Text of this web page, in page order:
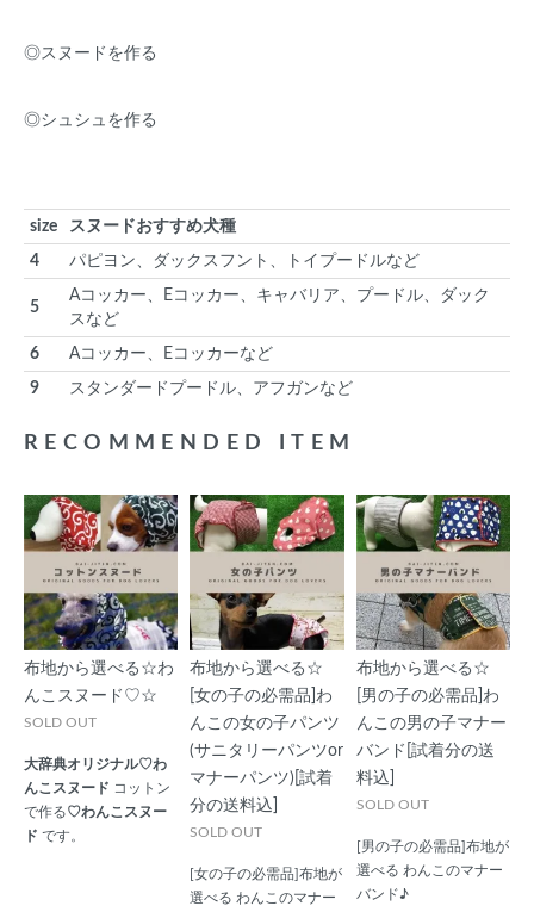
◎スヌードを作る
◎シュシュを作る
size スヌードおすすめ犬種
4 パピヨン、ダックスフント、トイプードルなど
5
Aコッカー、Eコッカー、キャバリア、プードル、ダック
スなど
6 Aコッカー、Eコッカーなど
9 スタンダードプードル、アフガンなど
RECOMMENDED ITEM
布地から選べる☆わ
んこスヌード♡☆
SOLD OUT
大辞典オリジナル♡わ
んこスヌード コットン
で作る♡わんこスヌー
ド です。
布地から選べる☆
[女の子の必需品]わ
んこの女の子パンツ
(サニタリーパンツor
マナーパンツ)[試着
分の送料込]
SOLD OUT
[女の子の必需品]布地が
選べる わんこのマナー
布地から選べる☆
[男の子の必需品]わ
んこの男の子マナー
バンド[試着分の送
料込]
SOLD OUT
[男の子の必需品]布地が
選べる わんこのマナー
バンド♪